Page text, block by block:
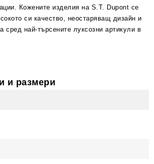
Кожените изделия на S.T. Dupont се
си качество, неостаряващ дизайн и
сред най-търсените луксозни артикули в
и размери